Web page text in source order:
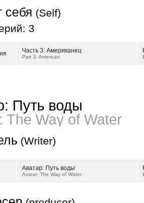
себя (Self)
3
Часть 3: Американец
Part 3: American
Путь воды
The Way of Water
(Writer)
Аватар: Путь воды
Avatar: The Way of Water